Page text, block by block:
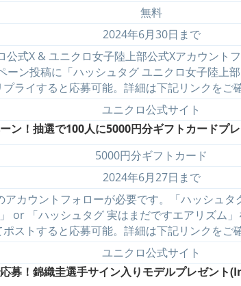
無料
2024年6月30日まで
公式X & ユニクロ女子陸上部公式Xアカウントフ
ーン投稿に「ハッシュタグ ユニクロ女子陸上
プライすると応募可能。詳細は下記リンクをご
ユニクロ公式サイト
ン！抽選で100人に5000円分ギフトカードプレ
5000円分ギフトカード
2024年6月27日まで
アカウントフォローが必要です。「ハッシュタ
or 「ハッシュタグ 実はまだですエアリズム」
ポストすると応募可能。詳細は下記リンクをご
ユニクロ公式サイト
応募！錦織圭選手サイン入りモデルプレゼント